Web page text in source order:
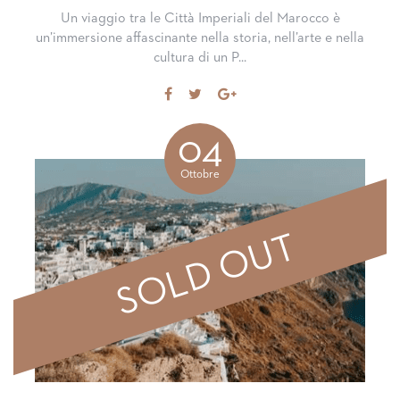
Un viaggio tra le Città Imperiali del Marocco è
un’immersione affascinante nella storia, nell’arte e nella
cultura di un P...
Share
Facebook
TweetShare
04
Ottobre
SOLD OUT